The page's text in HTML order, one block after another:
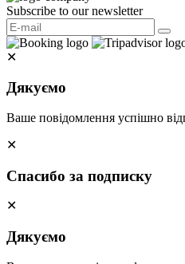
Subscribe to our newsletter
✕
Дякуємо
Ваше повідомлення успішно
✕
Спасибо за подписку
✕
Дякуємо